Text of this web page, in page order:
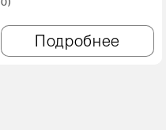
Подробнее